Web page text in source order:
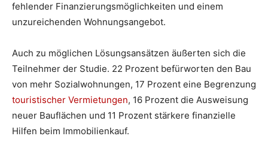
fehlender Finanzierungsmöglichkeiten und einem
unzureichenden Wohnungsangebot.
Auch zu möglichen Lösungsansätzen äußerten sich die
Teilnehmer der Studie. 22 Prozent befürworten den Bau
von mehr Sozialwohnungen, 17 Prozent eine Begrenzung
touristischer Vermietungen, 16 Prozent die Ausweisung
neuer Bauflächen und 11 Prozent stärkere finanzielle
Hilfen beim Immobilienkauf.